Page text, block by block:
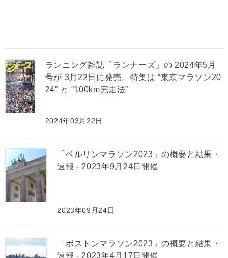
ランニング雑誌「ランナーズ」の 2024年5月
号が 3月22日に発売。特集は “東京マラソン20
24” と “100km完走法”
2024年03月22日
「ベルリンマラソン2023」の概要と結果・
速報 - 2023年9月24日開催
2023年09月24日
「ボストンマラソン2023」の概要と結果・
速報 - 2023年4月17日開催